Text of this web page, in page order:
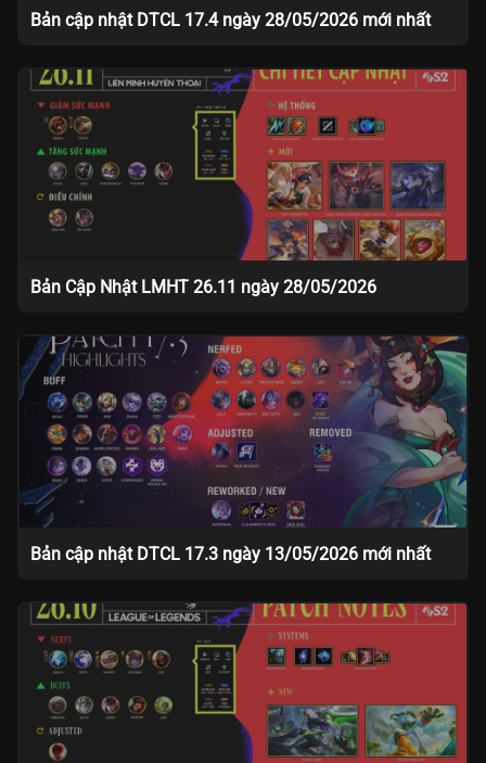
Bản cập nhật DTCL 17.4 ngày 28/05/2026 mới nhất
Bản Cập Nhật LMHT 26.11 ngày 28/05/2026
Bản cập nhật DTCL 17.3 ngày 13/05/2026 mới nhất